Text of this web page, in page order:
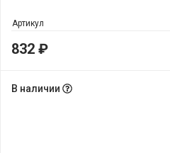
Артикул
832 ₽
В наличии